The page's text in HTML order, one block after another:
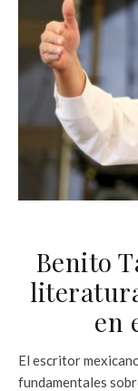
Benito
en
El escritor
fundamentales